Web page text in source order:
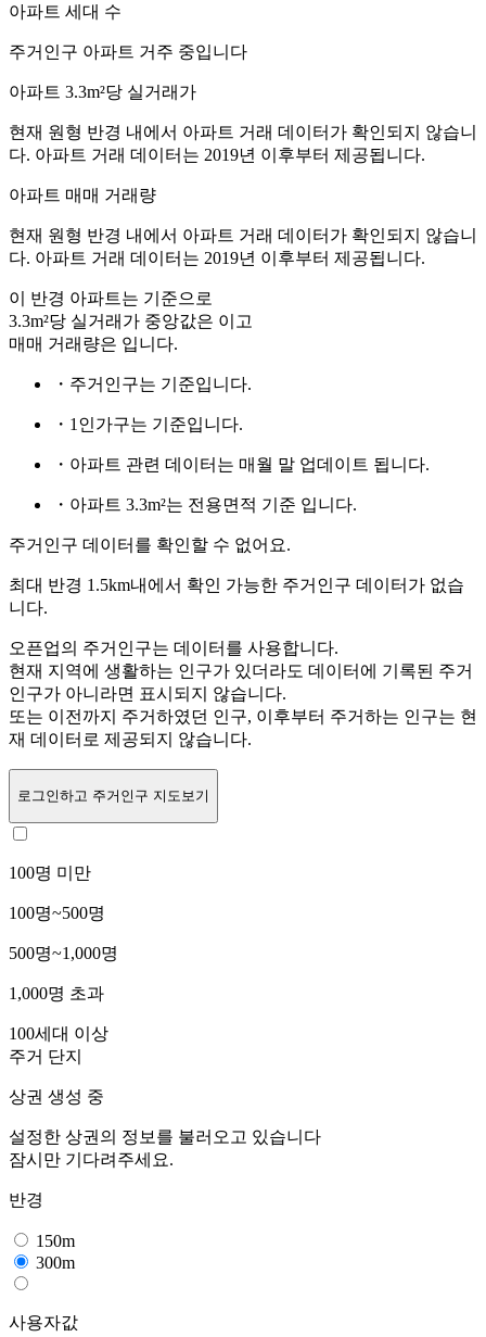
아파트 세대 수
주거인구 아파트 거주 중입니다
아파트 3.3m²당 실거래가
현재 원형 반경 내에서 아파트 거래 데이터가 확인되지 않습니
다. 아파트 거래 데이터는 2019년 이후부터 제공됩니다.
아파트 매매 거래량
현재 원형 반경 내에서 아파트 거래 데이터가 확인되지 않습니
다. 아파트 거래 데이터는 2019년 이후부터 제공됩니다.
이 반경 아파트는 기준으로
3.3m²당 실거래가 중앙값은 이고
매매 거래량은 입니다.
・주거인구는 기준입니다.
・1인가구는 기준입니다.
・아파트 관련 데이터는 매월 말 업데이트 됩니다.
・아파트 3.3m²는 전용면적 기준 입니다.
주거인구 데이터를 확인할 수 없어요.
최대 반경 1.5km내에서 확인 가능한 주거인구 데이터가 없습
니다.
오픈업의 주거인구는 데이터를 사용합니다.
현재 지역에 생활하는 인구가 있더라도 데이터에 기록된 주거
인구가 아니라면 표시되지 않습니다.
또는 이전까지 주거하였던 인구, 이후부터 주거하는 인구는 현
재 데이터로 제공되지 않습니다.
로그인하고 주거인구 지도보기
100명 미만
100명~500명
500명~1,000명
1,000명 초과
100세대 이상
주거 단지
상권 생성 중
설정한 상권의 정보를 불러오고 있습니다
잠시만 기다려주세요.
반경
150m
300m
사용자값